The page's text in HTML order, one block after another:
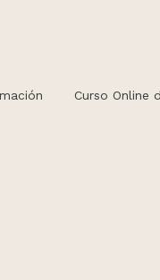
Curso Online